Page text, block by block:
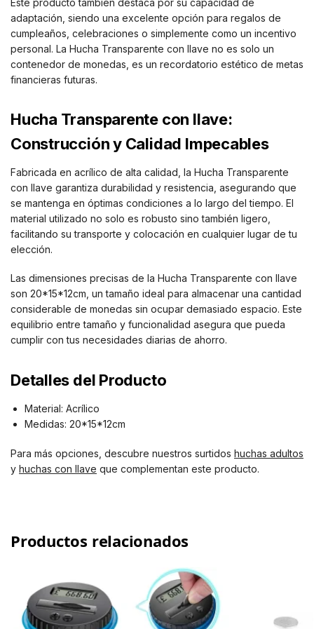
adaptación, siendo una excelente opción para regalos de
cumpleaños, celebraciones o simplemente como un incentivo
personal. La Hucha Transparente con llave no es solo un
contenedor de monedas, es un recordatorio estético de metas
financieras futuras.
Hucha Transparente con llave:
Construcción y Calidad Impecables
Fabricada en acrílico de alta calidad, la Hucha Transparente
con llave garantiza durabilidad y resistencia, asegurando que
se mantenga en óptimas condiciones a lo largo del tiempo. El
material utilizado no solo es robusto sino también ligero,
facilitando su transporte y colocación en cualquier lugar de tu
elección.
Las dimensiones precisas de la Hucha Transparente con llave
son 20*15*12cm, un tamaño ideal para almacenar una cantidad
considerable de monedas sin ocupar demasiado espacio. Este
equilibrio entre tamaño y funcionalidad asegura que pueda
cumplir con tus necesidades diarias de ahorro.
Detalles del Producto
Material: Acrílico
Medidas: 20*15*12cm
Para más opciones, descubre nuestros surtidos huchas adultos
y huchas con llave que complementan este producto.
Productos relacionados